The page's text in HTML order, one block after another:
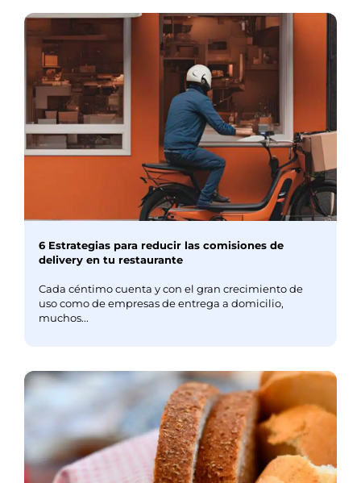
6 Estrategias para reducir las comisiones de
delivery en tu restaurante
Cada céntimo cuenta y con el gran crecimiento de
uso como de empresas de entrega a domicilio,
muchos...